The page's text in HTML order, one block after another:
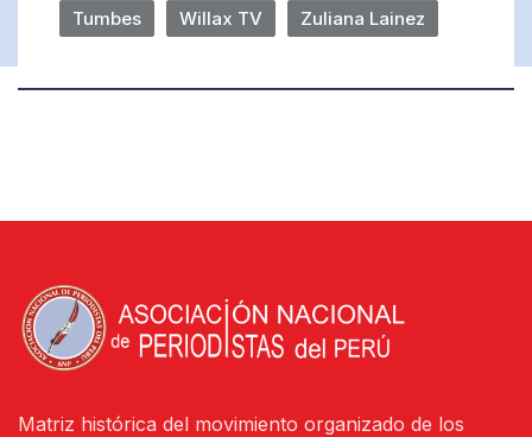
Tumbes Willax TV Zuliana Lainez
Matriz histórica del movimiento organizado de los